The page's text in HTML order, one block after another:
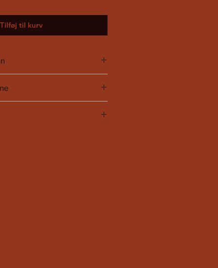
Tilføj til kurv